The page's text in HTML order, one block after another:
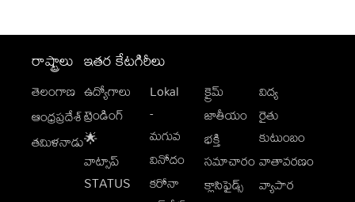
రాష్ట్రాలు
తెలంగాణ
ఆంధ్రప్రదేశ్
తమిళనాడు
ఇతర కేటగిరీలు
ఉద్యోగాలు
ట్రెండింగ్
🌟
వాట్సాప్
STATUS
Lokal
-
మగువ
వినోదం
కరోనా
క్రైమ్
జాతీయం
భక్తి
సమాచారం
క్లాసిఫైడ్స్
విద్య
రైతు
కుటుంబం
వాతావరణం
వ్యాపార